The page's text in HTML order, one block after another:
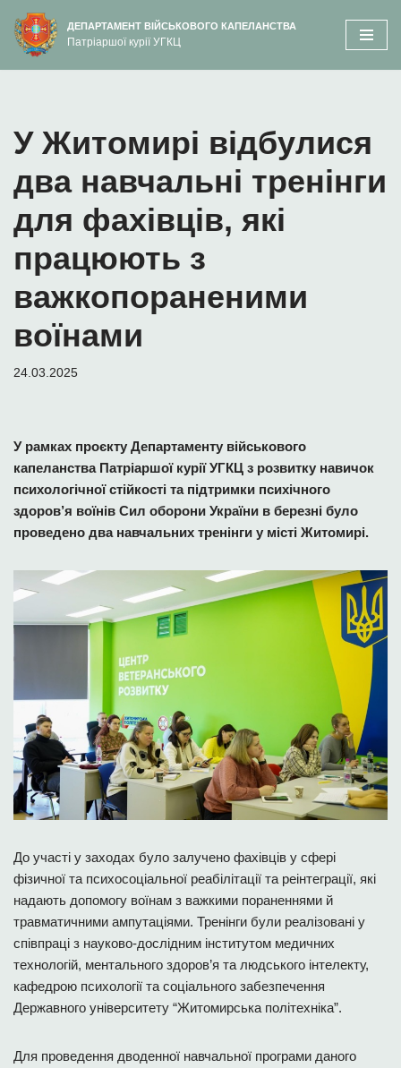
вмісту
Перейти
до
ДЕПАРТАМЕНТ ВІЙСЬКОВОГО КАПЕЛАНСТВА
Патріаршої курії УГКЦ
У Житомирі відбулися
два навчальні тренінги
для фахівців, які
працюють з
важкопораненими
воїнами
24.03.2025
У рамках проєкту Департаменту військового
капеланства Патріаршої курії УГКЦ з розвитку навичок
психологічної стійкості та підтримки психічного
здоров’я воїнів Сил оборони України в березні було
проведено два навчальних тренінги у місті Житомирі.
До участі у заходах було залучено фахівців у сфері
фізичної та психосоціальної реабілітації та реінтеграції, які
надають допомогу воїнам з важкими пораненнями й
травматичними ампутаціями. Тренінги були реалізовані у
співпраці з науково-дослідним інститутом медичних
технологій, ментального здоров’я та людського інтелекту,
кафедрою психології та соціального забезпечення
Державного університету “Житомирська політехніка”.
Для проведення дводенної навчальної програми даного